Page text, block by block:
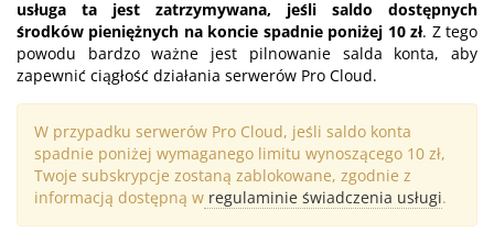
usługa ta jest zatrzymywana, jeśli saldo dostępnych
środków pieniężnych na koncie spadnie poniżej 10 zł. Z tego
powodu bardzo ważne jest pilnowanie salda konta, aby
zapewnić ciągłość działania serwerów Pro Cloud.
W przypadku serwerów Pro Cloud, jeśli saldo konta
spadnie poniżej wymaganego limitu wynoszącego 10 zł,
Twoje subskrypcje zostaną zablokowane, zgodnie z
informacją dostępną w regulaminie świadczenia usługi.